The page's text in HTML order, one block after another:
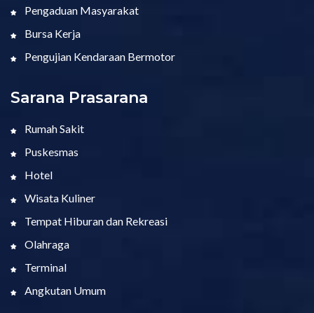
Pengaduan Masyarakat
Bursa Kerja
Pengujian Kendaraan Bermotor
Sarana Prasarana
Rumah Sakit
Puskesmas
Hotel
Wisata Kuliner
Tempat Hiburan dan Rekreasi
Olahraga
Terminal
Angkutan Umum